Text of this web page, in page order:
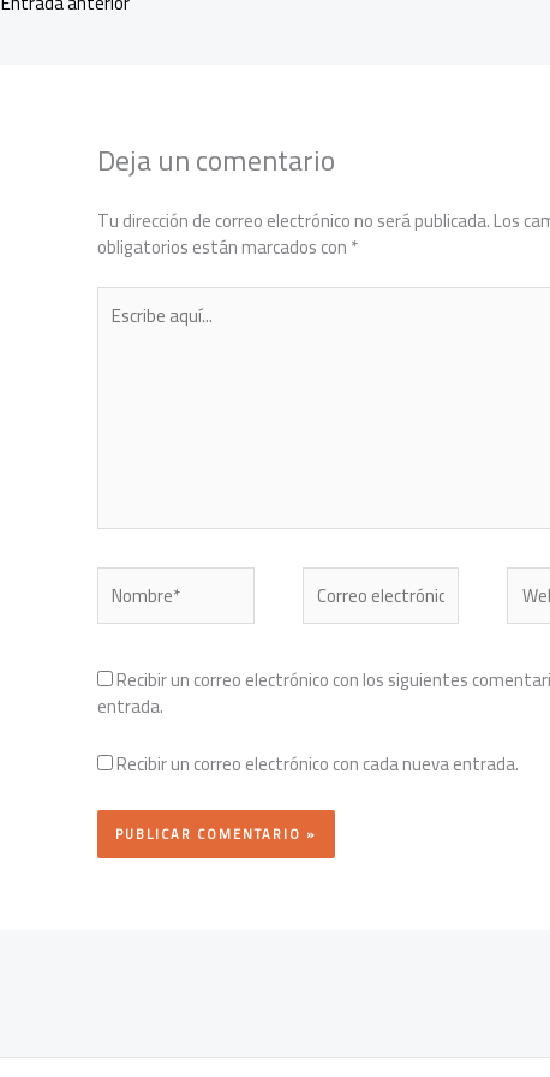
Deja un comentario
Tu dirección de correo electrónico no será publicada.Los
obligatorios están marcados con*
Escribe
aquí...
Nombre* Correo
electrónico*
Web
Recibir un correo electrónico con los siguientes
entrada.
Recibir un correo electrónico con cada nueva entrada.